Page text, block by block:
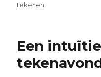
tekenen
Een